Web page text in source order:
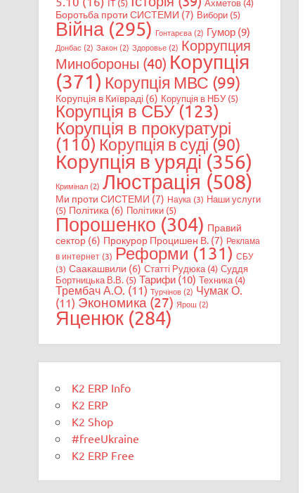
IT(5) Ахметов(4)
Боротьба проти СИСТЕМИ (7) Вибори(5)
Війна(295) Гонтарєва(2) Гумор(9)
Донбас (2) Закон(2) Здоровье(2) Коррупция
Минобороны (40) Корупція
(371) Корупція МВС (99)
Корупція в Київраді(6) Корупція в НБУ(5)
Корупція в СБУ(123)
Корупція в прокуратурі
(110) Корупція в суді(90)
Корупція в уряді(356)
Кримінал(2) Люстрація (508)
Ми проти СИСТЕМИ (7) Наука(3) Наши услуги
(5) Політика (6) Політики(5)
Порошенко (304) Правий
сектор(6) Прокурор Процишен В.(7) Реклама
в интернет(3) Реформи (131) СБУ
(3) Саакашвили (6) Статті Рудюка(4) Суддя
Бортницька В.В.(5) Тарифи(10) Техника(4)
Трембач А.О. (11) Турчінов(2) Чумак О.
(11) Экономика (27) Ярош (2)
Яценюк(284)
K2 ERP Info
K2 ERP
K2 Shop
#freeUkraine
K2 ERP Free